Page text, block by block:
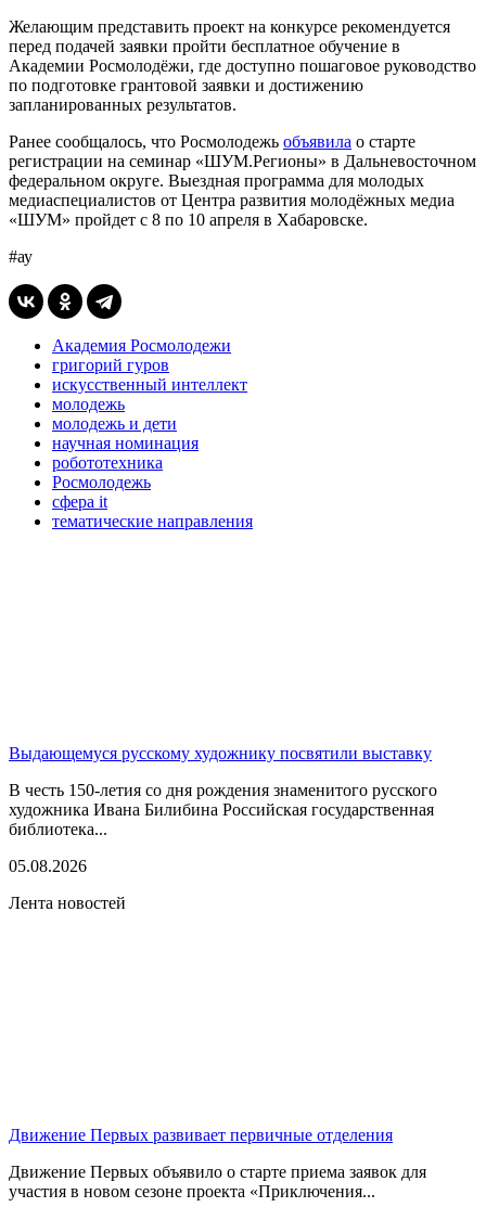
Желающим представить проект на конкурсе рекомендуется
перед подачей заявки пройти бесплатное обучение в
Академии Росмолодёжи, где доступно пошаговое руководство
по подготовке грантовой заявки и достижению
запланированных результатов.
Ранее сообщалось, что Росмолодежь объявила о старте
регистрации на семинар «ШУМ.Регионы» в Дальневосточном
федеральном округе. Выездная программа для молодых
медиаспециалистов от Центра развития молодёжных медиа
«ШУМ» пройдет с 8 по 10 апреля в Хабаровске.
#ау
Академия Росмолодежи
григорий гуров
искусственный интеллект
молодежь
молодежь и дети
научная номинация
робототехника
Росмолодежь
сфера it
тематические направления
Выдающемуся русскому художнику посвятили выставку
В честь 150-летия со дня рождения знаменитого русского
художника Ивана Билибина Российская государственная
библиотека...
05.08.2026
Лента новостей
Движение Первых развивает первичные отделения
Движение Первых объявило о старте приема заявок для
участия в новом сезоне проекта «Приключения...